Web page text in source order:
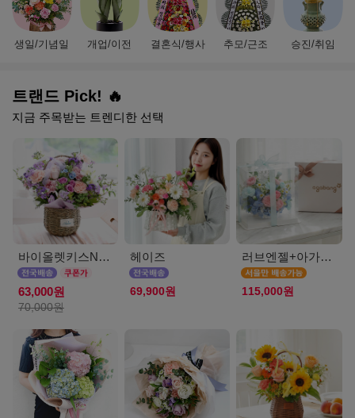
플랜테리어
8 수국
9 황룡
생일/기념일 개업/이전 결혼식/행사 추모/근조 승진/취임
트랜드 Pick! 🔥
지금 주목받는 트렌디한 선택
바이올렛키스NEW
63,000원
70,000원
헤이즈
69,900원
러브엔젤+아가방딸랑이(서울)
115,000원